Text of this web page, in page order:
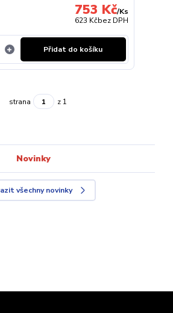
753 Kč/Ks
623 Kčbez DPH
Přidat do košíku
strana z 1
Novinky
všechny novinky